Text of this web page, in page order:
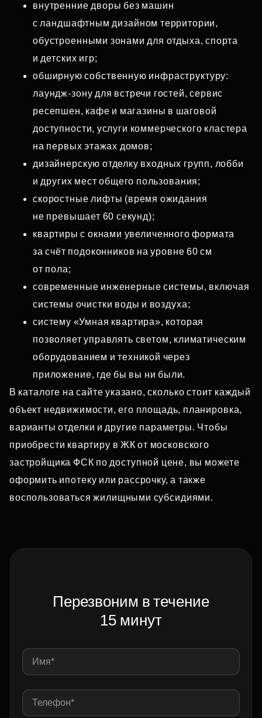
внутренние дворы без машин
с ландшафтным дизайном территории,
обустроенными зонами для отдыха, спорта
и детских игр;
обширную собственную инфраструктуру:
лаундж‑зону для встречи гостей, сервис
ресепшен, кафе и магазины в шаговой
доступности, услуги коммерческого кластера
на первых этажах домов;
дизайнерскую отделку входных групп, лобби
и других мест общего пользования;
скоростные лифты (время ожидания
не превышает 60 секунд);
квартиры с окнами увеличенного формата
за счёт подоконников на уровне 60 см
от пола;
современные инженерные системы, включая
системы очистки воды и воздуха;
систему «Умная квартира», которая
позволяет управлять светом, климатическим
оборудованием и техникой через
приложение, где бы вы ни были.
В каталоге на сайте указано, сколько стоит каждый
объект недвижимости, его площадь, планировка,
варианты отделки и другие параметры. Чтобы
приобрести квартиру в ЖК от московского
застройщика ФСК по доступной цене, вы можете
оформить ипотеку или рассрочку, а также
воспользоваться жилищными субсидиями.
Перезвоним в течение
15 минут